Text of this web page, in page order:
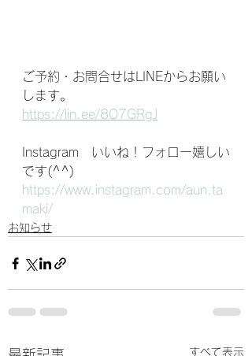
ご予約・お問合せはLINEからお願い
します。
https://lin.ee/8O7GRgJ
Instagram　いいね！フォロー嬉しい
です(^^)
https://www.instagram.com/aun.ta
maki/
お知らせ
すべて表示